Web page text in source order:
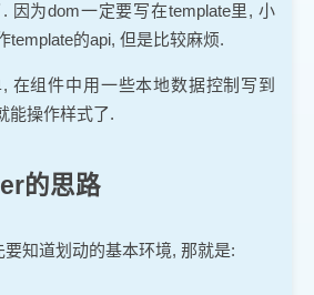
因为dom一定要写在template里, 小
template的api, 但是比较麻烦.
在组件中用一些本地数据控制写到
能操作样式了.
的思路
要知道划动的基本环境, 那就是: